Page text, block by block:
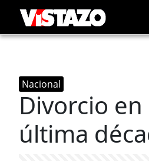
Nacional
Divorcio
última